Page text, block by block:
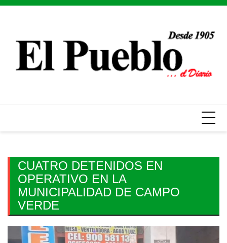
Skip
CUATRO DETENIDOS EN
OPERATIVO EN LA
MUNICIPALIDAD DE CAMPO
VERDE